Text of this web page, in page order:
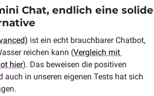
Chat, endlich eine solide
ist ein echt brauchbarer Chatbot,
reichen kann (Vergleich mit
hier). Das beweisen die positiven
auch in unseren eigenen Tests hat sich